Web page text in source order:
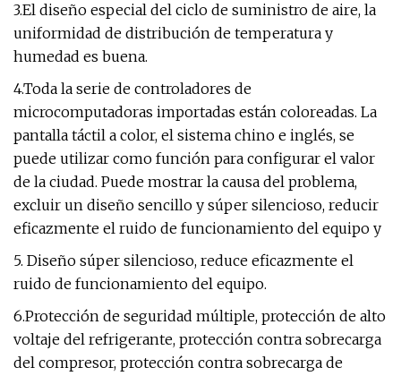
3.El diseño especial del ciclo de suministro de aire, la
uniformidad de distribución de temperatura y
humedad es buena.
4.Toda la serie de controladores de
microcomputadoras importadas están coloreadas. La
pantalla táctil a color, el sistema chino e inglés, se
puede utilizar como función para configurar el valor
de la ciudad. Puede mostrar la causa del problema,
excluir un diseño sencillo y súper silencioso, reducir
eficazmente el ruido de funcionamiento del equipo y
5. Diseño súper silencioso, reduce eficazmente el
ruido de funcionamiento del equipo.
6.Protección de seguridad múltiple, protección de alto
voltaje del refrigerante, protección contra sobrecarga
del compresor, protección contra sobrecarga de